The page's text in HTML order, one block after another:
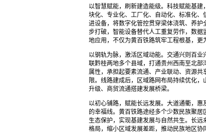
以智慧赋能，刷新建造能级。科技赋能基
块化、专业化、工厂化、自动化、标准化
进设备，将数字化管控贯穿梁体浇筑、养
步打破，智能设备替代人工重复劳作，数
地应用，不仅为黄百铁路筑牢工程根基，更
以钢轨为脉，激活区域动能。交通兴则百
联黔桂两地多个县域，打通贵州西南至北
属性，承担起要素流通、产业联动、资源
限。线路建成后，区域路网布局持续优化
升级、商贸流通搭建发展桥梁。
以初心铺路，赋能长远发展。大道通衢，
的幸福线。黄百铁路途经多个少数民族聚
生态保护，实现基建发展与自然共生。长
格局，缩小区域发展差距，推动民族地区协